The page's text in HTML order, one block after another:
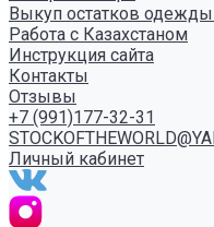
Выкуп остатков одежды
Работа с Казахстаном
Инструкция сайта
Контакты
Отзывы
+7 (991)177-32-31
Личный кабинет